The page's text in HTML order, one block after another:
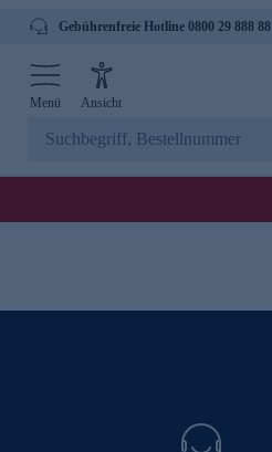
Gebührenfreie Hotline 0800 29 888 88
Menü Ansicht